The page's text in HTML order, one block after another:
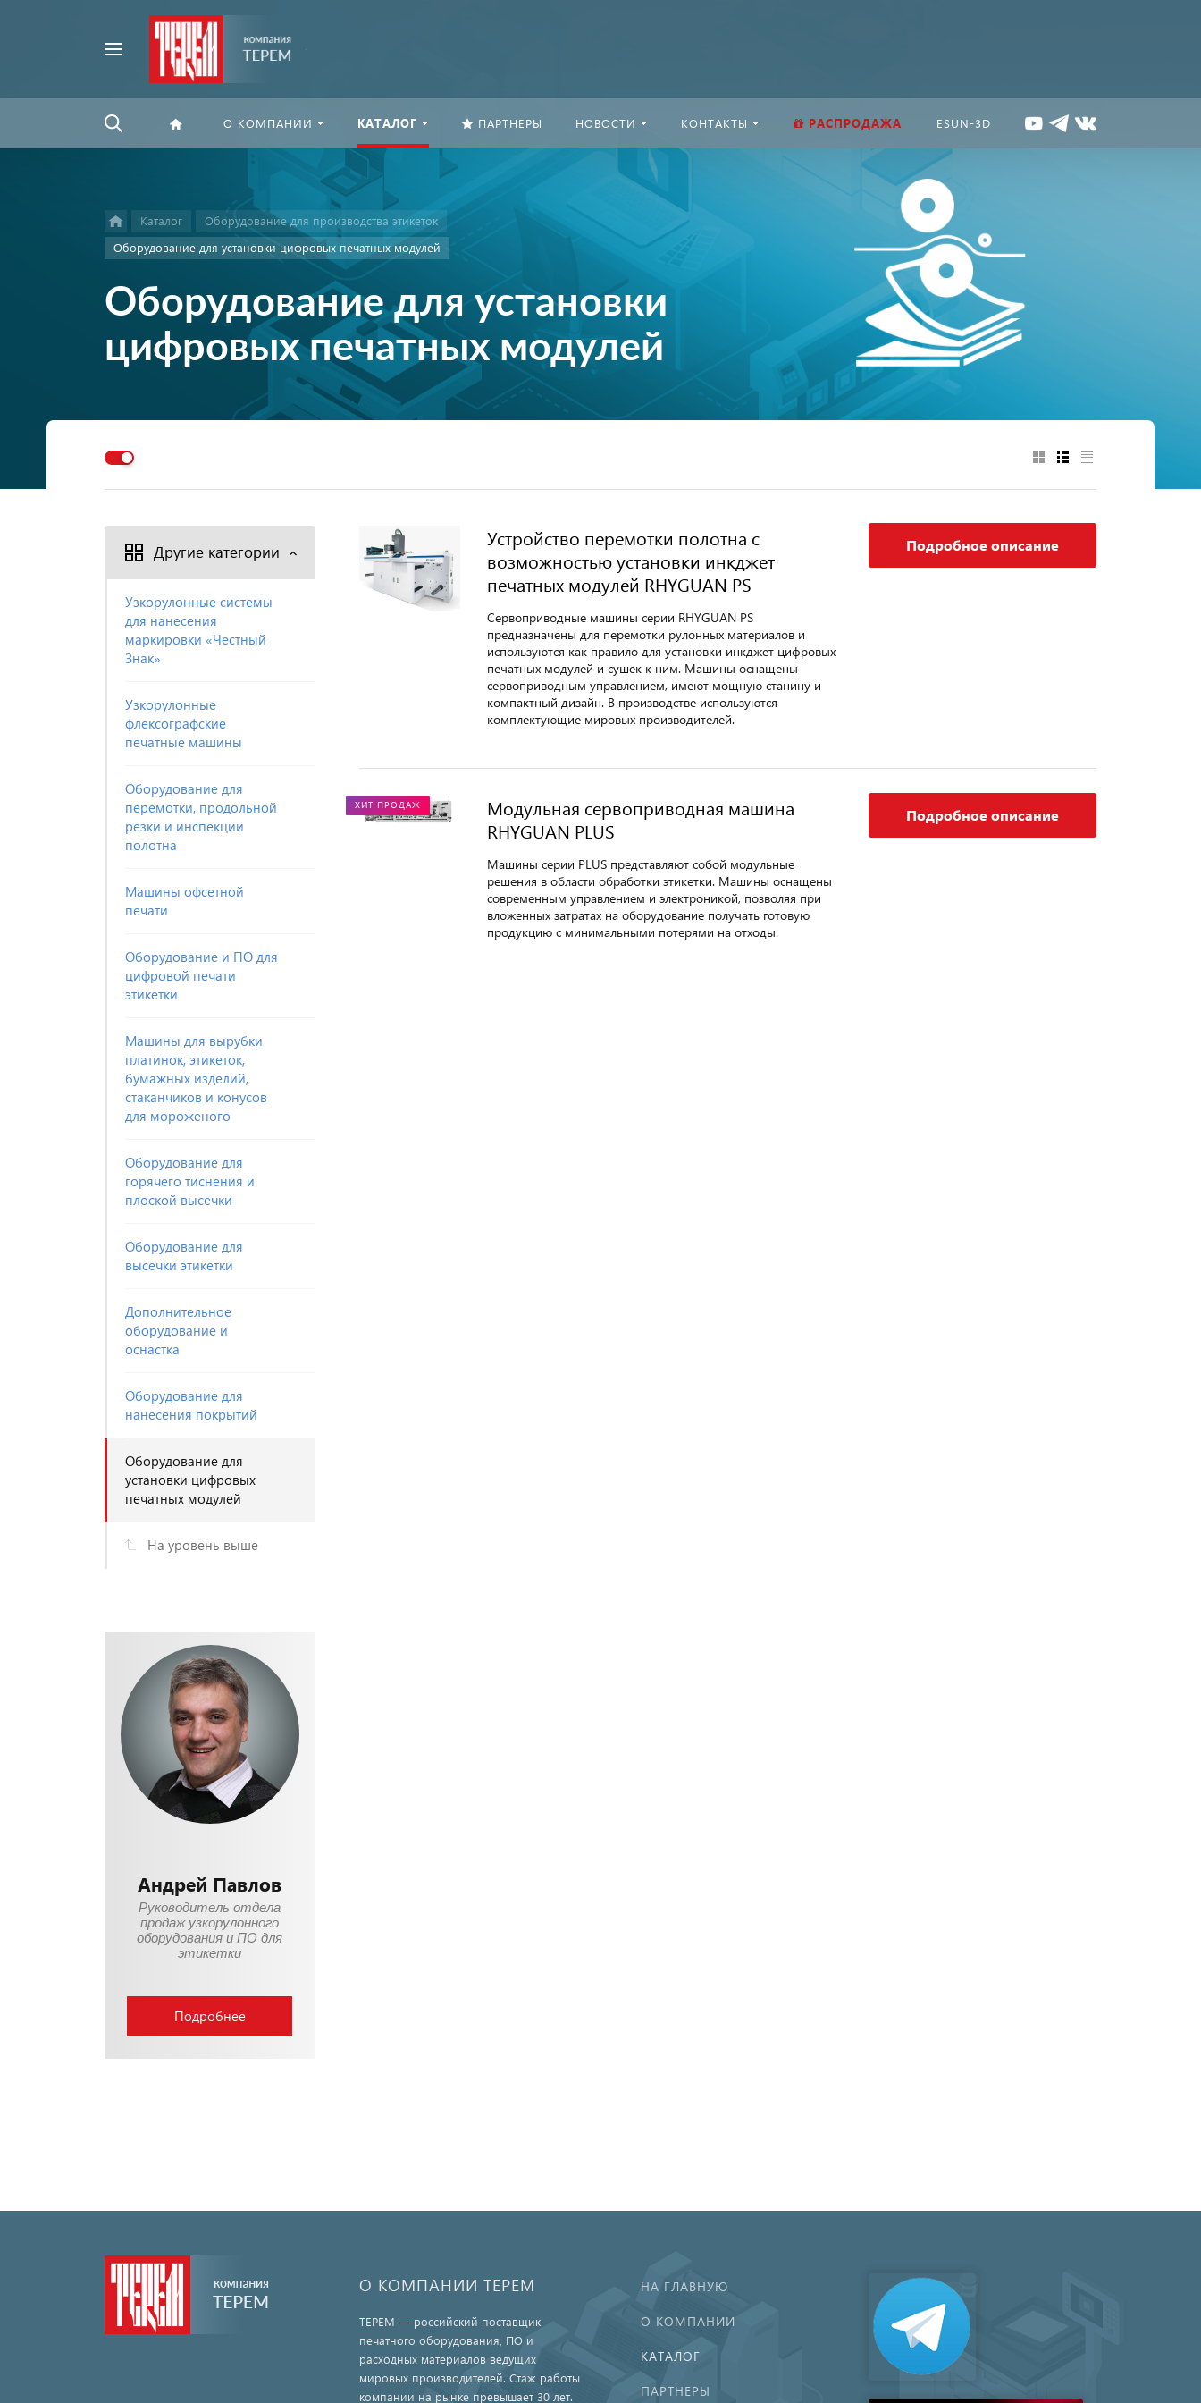
О КОМПАНИИ КАТАЛОГ ПАРТНЕРЫ НОВОСТИ КОНТАКТЫ РАСПРОДАЖА ESUN-3D
Каталог
Оборудование для производства этикеток
Оборудование для установки цифровых печатных модулей
Оборудование для установки
цифровых печатных модулей
Другие категории
Узкорулонные системы
для нанесения
маркировки «Честный
Знак»
Узкорулонные
флексографские
печатные машины
Оборудование для
перемотки, продольной
резки и инспекции
полотна
Машины офсетной
печати
Оборудование и ПО для
цифровой печати
этикетки
Машины для вырубки
платинок, этикеток,
бумажных изделий,
стаканчиков и конусов
для мороженого
Оборудование для
горячего тиснения и
плоской высечки
Оборудование для
высечки этикетки
Дополнительное
оборудование и
оснастка
Оборудование для
нанесения покрытий
Оборудование для
установки цифровых
печатных модулей
На уровень выше
Андрей Павлов
Руководитель отдела
продаж узкорулонного
оборудования и ПО для
этикетки
Подробнее
Устройство перемотки полотна с
возможностью установки инкджет
печатных модулей RHYGUAN PS
Сервоприводные машины серии RHYGUAN PS
предназначены для перемотки рулонных материалов и
используются как правило для установки инкджет цифровых
печатных модулей и сушек к ним. Машины оснащены
сервоприводным управлением, имеют мощную станину и
компактный дизайн. В производстве используются
комплектующие мировых производителей.
Подробное описание
ХИТ ПРОДАЖ
Модульная сервоприводная машина
RHYGUAN PLUS
Машины серии PLUS представляют собой модульные
решения в области обработки этикетки. Машины оснащены
современным управлением и электроникой, позволяя при
вложенных затратах на оборудование получать готовую
продукцию с минимальными потерями на отходы.
Подробное описание
О КОМПАНИИ ТЕРЕМ
ТЕРЕМ — российский поставщик
печатного оборудования, ПО и
расходных материалов ведущих
мировых производителей. Стаж работы
компании на рынке превышает 30 лет.
НА ГЛАВНУЮ
О КОМПАНИИ
КАТАЛОГ
ПАРТНЕРЫ